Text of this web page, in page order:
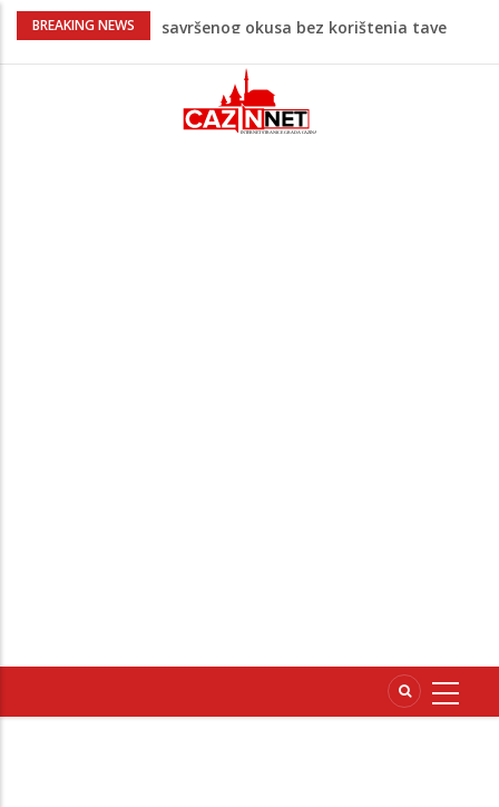
BREAKING NEWS
Stvari koje su djeca 80-ih radila bez
dopuštenje
Dječak ukrasio zlatnog retrivera
naljepnicama, njegova reakcija je hit